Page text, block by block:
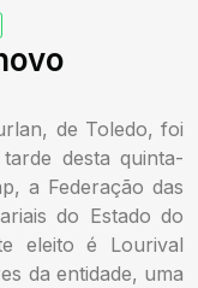
de Toledo, foi
desta quinta-
a Federação das
do Estado do
eleito é Lourival
da entidade, uma